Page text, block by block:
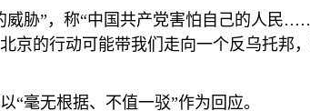
威胁”，称“中国共产党害怕自己的人
的行动可能带我们走向一个反乌托邦
“毫无根据、不值一驳”作为回应。